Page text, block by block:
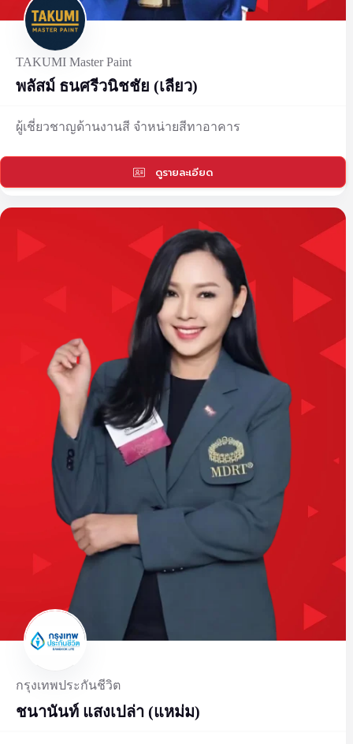
TAKUMI Master Paint
พลัสม์ ธนศรีวนิชชัย (เลียว)
ผู้เชี่ยวชาญด้านงานสี จำหน่ายสีทาอาคาร
ดูรายละเอียด
กรุงเทพประกันชีวิต
ชนานันท์ แสงเปล่า (แหม่ม)